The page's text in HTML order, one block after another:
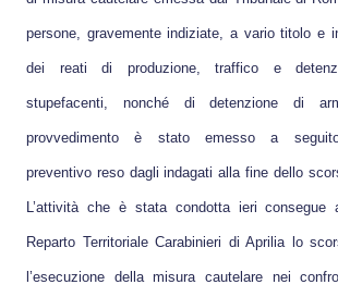
persone, gravemente indiziate, a vario titolo e
dei reati di produzione, traffico e
stupefacenti, nonché di detenzione di
provvedimento è stato emesso a seguito
preventivo reso dagli indagati alla fine dello
L’attività che è stata condotta ieri consegue
Reparto Territoriale Carabinieri di Aprilia lo
l’esecuzione della misura cautelare nei